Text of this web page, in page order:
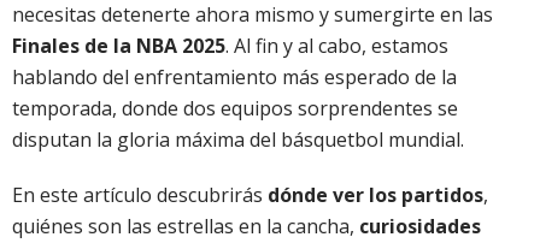
necesitas detenerte ahora mismo y sumergirte en las
Finales de la NBA 2025. Al fin y al cabo, estamos
hablando del enfrentamiento más esperado de la
temporada, donde dos equipos sorprendentes se
disputan la gloria máxima del básquetbol mundial.
En este artículo descubrirás dónde ver los partidos,
quiénes son las estrellas en la cancha, curiosidades